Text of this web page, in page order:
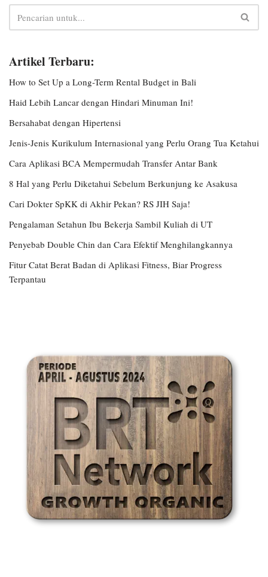
Artikel Terbaru:
How to Set Up a Long-Term Rental Budget in Bali
Haid Lebih Lancar dengan Hindari Minuman Ini!
Bersahabat dengan Hipertensi
Jenis-Jenis Kurikulum Internasional yang Perlu Orang Tua Ketahui
Cara Aplikasi BCA Mempermudah Transfer Antar Bank
8 Hal yang Perlu Diketahui Sebelum Berkunjung ke Asakusa
Cari Dokter SpKK di Akhir Pekan? RS JIH Saja!
Pengalaman Setahun Ibu Bekerja Sambil Kuliah di UT
Penyebab Double Chin dan Cara Efektif Menghilangkannya
Fitur Catat Berat Badan di Aplikasi Fitness, Biar Progress
Terpantau